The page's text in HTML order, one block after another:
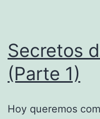
Secretos
(Parte 1)
Hoy queremos